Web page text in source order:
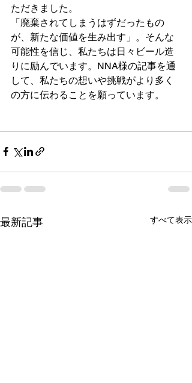
ただきました。
「廃棄されてしまうはずだったもの
が、新たな価値を生み出す」。そんな
可能性を信じ、私たちは日々ビール造
りに励んでいます。NNA様の記事を通
して、私たちの想いや挑戦がより多く
の方に伝わることを願っています。
最新記事 すべて表示